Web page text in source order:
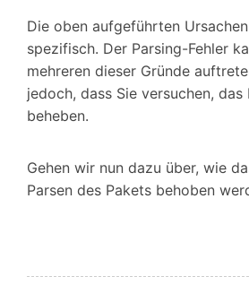
Die oben aufgeführten
spezifisch. Der Parsing-Fehler
mehreren dieser Gründe
jedoch, dass Sie versuchen, das
beheben.
Gehen wir nun dazu über, wie
Parsen des Pakets behoben